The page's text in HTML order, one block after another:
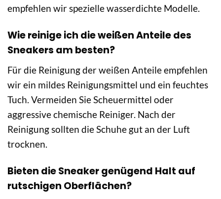
empfehlen wir spezielle wasserdichte Modelle.
Wie reinige ich die weißen Anteile des
Sneakers am besten?
Für die Reinigung der weißen Anteile empfehlen
wir ein mildes Reinigungsmittel und ein feuchtes
Tuch. Vermeiden Sie Scheuermittel oder
aggressive chemische Reiniger. Nach der
Reinigung sollten die Schuhe gut an der Luft
trocknen.
Bieten die Sneaker genügend Halt auf
rutschigen Oberflächen?